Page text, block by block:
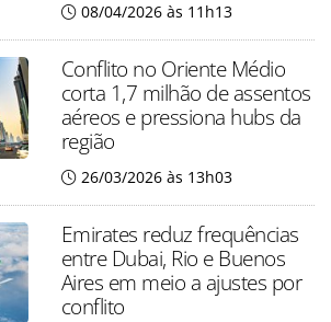
08/04/2026 às 11h13
Conflito no Oriente Médio
corta 1,7 milhão de assentos
aéreos e pressiona hubs da
região
26/03/2026 às 13h03
Emirates reduz frequências
entre Dubai, Rio e Buenos
Aires em meio a ajustes por
conflito